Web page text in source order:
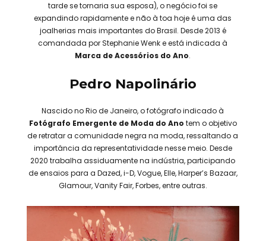
tarde se tornaria sua esposa), o negócio foi se
expandindo rapidamente e não à toa hoje é uma das
joalherias mais importantes do Brasil. Desde 2013 é
comandada por Stephanie Wenk e está indicada à
Marca de Acessórios do Ano.
Pedro Napolinário
Nascido no Rio de Janeiro, o fotógrafo indicado à
Fotógrafo Emergente de Moda do Ano tem o objetivo
de retratar a comunidade negra na moda, ressaltando a
importância da representatividade nesse meio. Desde
2020 trabalha assiduamente na indústria, participando
de ensaios para a Dazed, i-D, Vogue, Elle, Harper’s Bazaar,
Glamour, Vanity Fair, Forbes, entre outras.